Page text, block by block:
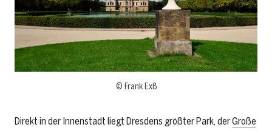
© Frank Exß
Direkt in der Innenstadt liegt Dresdens größter Park, derGroße